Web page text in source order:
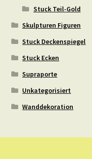
Stuck Teil-Gold
Skulpturen Figuren
Stuck Deckenspiegel
Stuck Ecken
Supraporte
Unkategorisiert
Wanddekoration